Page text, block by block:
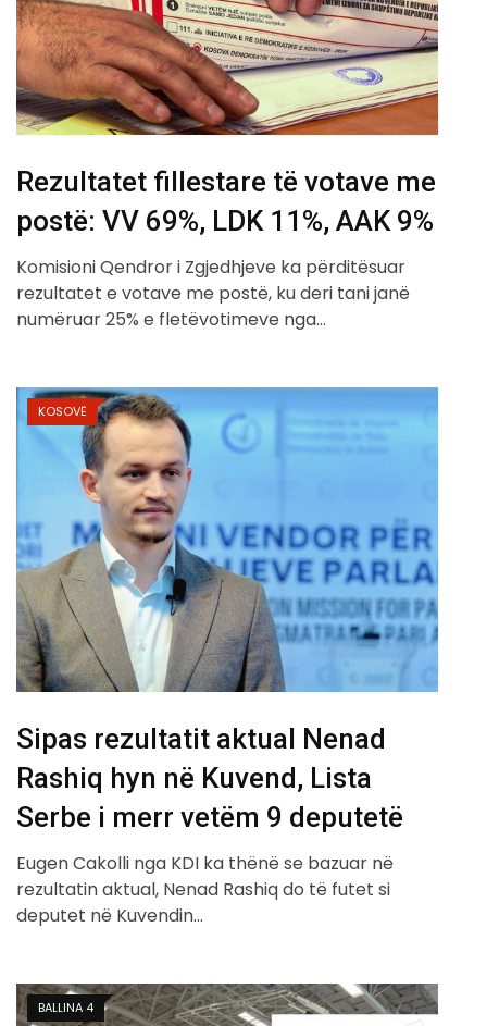
Rezultatet fillestare të votave me
postë: VV 69%, LDK 11%, AAK 9%
Komisioni Qendror i Zgjedhjeve ka përditësuar
rezultatet e votave me postë, ku deri tani janë
numëruar 25% e fletëvotimeve nga…
KOSOVË
Sipas rezultatit aktual Nenad
Rashiq hyn në Kuvend, Lista
Serbe i merr vetëm 9 deputetë
Eugen Cakolli nga KDI ka thënë se bazuar në
rezultatin aktual, Nenad Rashiq do të futet si
deputet në Kuvendin…
BALLINA 4